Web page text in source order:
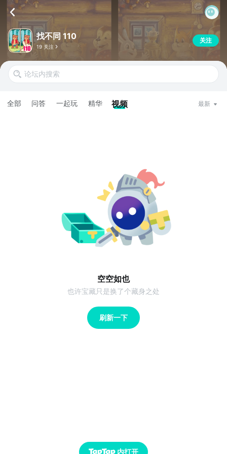
找不同 110
19 关注
关注
全部 问答 一起玩 精华 视频 最新
空空如也
也许宝藏只是换了个藏身之处
刷新一下
内打开